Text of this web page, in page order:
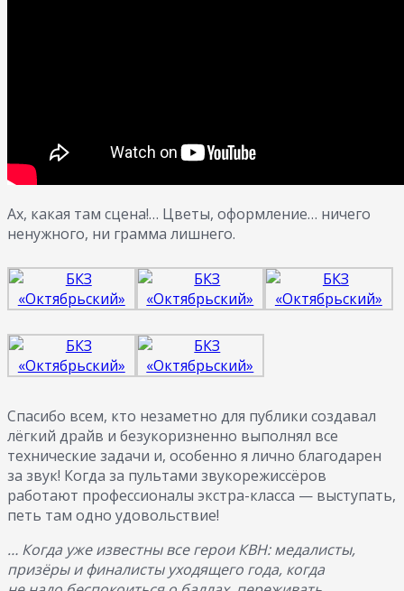
Ах, какая там сцена!… Цветы, оформление… ничего
ненужного, ни грамма лишнего.
Спасибо всем, кто незаметно для публики создавал
лёгкий драйв и безукоризненно выполнял все
технические задачи и, особенно я лично благодарен
за звук! Когда за пультами звукорежиссёров
работают профессионалы экстра-класса — выступать,
петь там одно удовольствие!
… Когда уже известны все герои КВН: медалисты,
призёры и финалисты уходящего года, когда